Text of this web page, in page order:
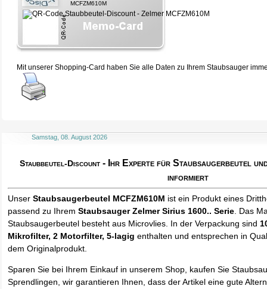
MCFZM610M
Mit unserer Shopping-Card haben Sie alle Daten zu Ihrem Staubsauger
Samstag, 08. August 2026
Staubbeutel-Discount - Ihr Experte für Staubsaugerbeutel
informiert
UnserStaubsaugerbeutel MCFZM610M ist ein Produkt eines
passend zu IhremStaubsauger Zelmer Sirius 1600.. Serie . Das
Staubsaugerbeutel besteht aus Microvlies. In der Verpackung sind
Mikrofilter, 2 Motorfilter, 5-lagig enthalten und entsprechen in
dem Originalprodukt.
Sparen Sie bei Ihrem Einkauf in unserem Shop, kaufen Sie
Sprendlingen, wir garantieren Ihnen, dass der Artikel eine gute